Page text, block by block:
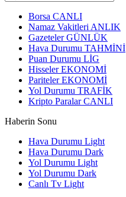
Borsa CANLI
Namaz VakitleriANLIK
GazetelerGÜNLÜK
Hava Durumu TAHMİNİ
Puan Durumu LİG
HisselerEKONOMİ
ParitelerEKONOMİ
Yol Durumu TRAFİK
Kripto ParalarCANLI
Haberin Sonu
Hava Durumu Light
Hava Durumu Dark
Yol Durumu Light
Yol Durumu Dark
Canlı Tv Light